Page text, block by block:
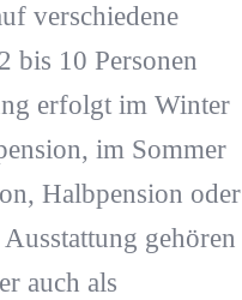
verschiedene
bis 10 Personen
erfolgt im Winter
im Sommer
Halbpension oder
gehören
auch als